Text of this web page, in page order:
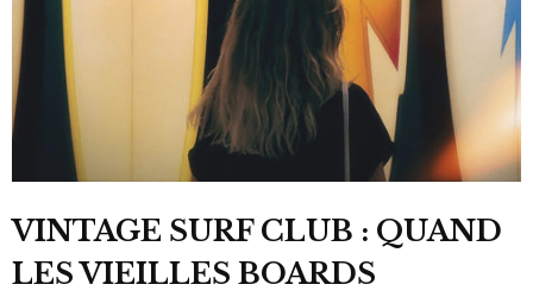
VINTAGE SURF CLUB : QUAND
LES VIEILLES BOARDS